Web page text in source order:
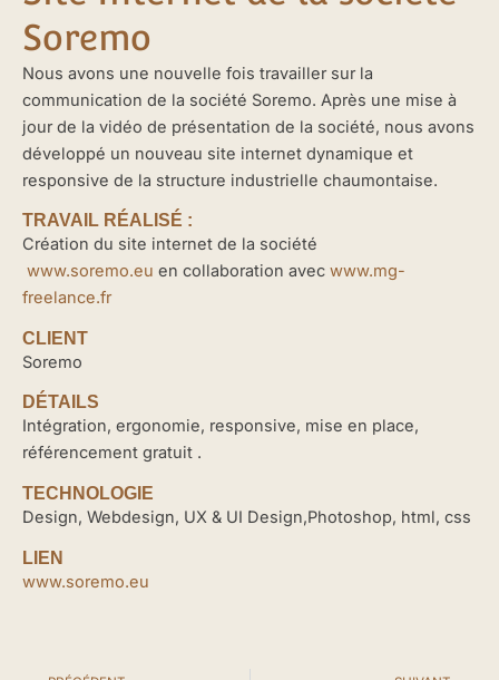
Soremo
Nous avons une nouvelle fois travailler sur la
communication de la société Soremo. Après une mise à
jour de la vidéo de présentation de la société, nous avons
développé un nouveau site internet dynamique et
responsive de la structure industrielle chaumontaise.
TRAVAIL RÉALISÉ :
Création du site internet de la société
www.soremo.eu en collaboration avec www.mg-
freelance.fr
CLIENT
Soremo
DÉTAILS
Intégration, ergonomie, responsive, mise en place,
référencement gratuit .
TECHNOLOGIE
Design, Webdesign, UX & UI Design,Photoshop, html, css
LIEN
www.soremo.eu